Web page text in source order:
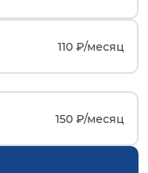
110 ₽/месяц
150 ₽/месяц